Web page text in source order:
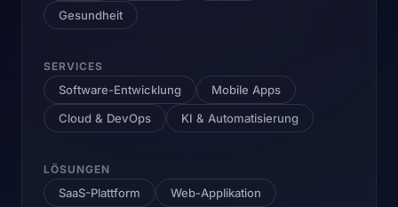
Gesundheit
SERVICES
Software-Entwicklung
Mobile Apps
Cloud & DevOps
KI & Automatisierung
LÖSUNGEN
SaaS-Plattform
Web-Applikation